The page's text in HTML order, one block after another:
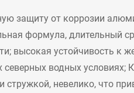
защиту от коррозии
формула, длительный
высокая устойчивость к
водных
стружкой, невелико, что